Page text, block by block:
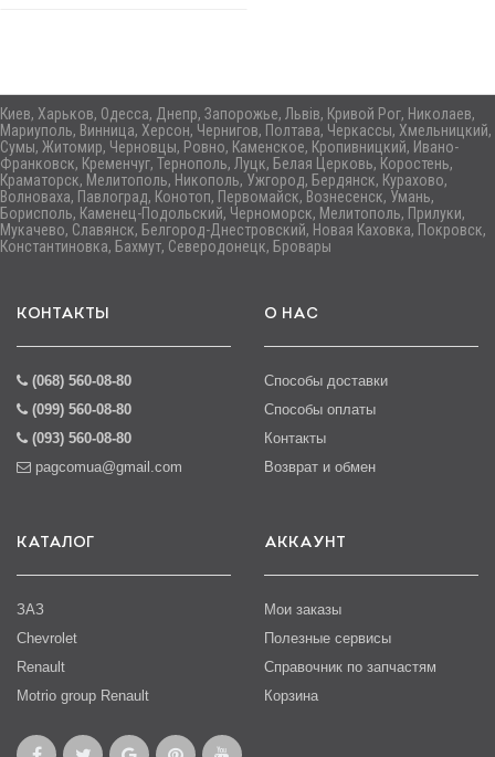
Киев, Харьков, Одесса, Днепр, Запорожье, Львів, Кривой Рог, Николаев,
Мариуполь, Винница, Херсон, Чернигов, Полтава, Черкассы, Хмельницкий,
Сумы, Житомир, Черновцы, Ровно, Каменское, Кропивницкий, Ивано-
Франковск, Кременчуг, Тернополь, Луцк, Белая Церковь, Коростень,
Краматорск, Мелитополь, Никополь, Ужгород, Бердянск, Курахово,
Волноваха, Павлоград, Конотоп, Первомайск, Вознесенск, Умань,
Борисполь, Каменец-Подольский, Черноморск, Мелитополь, Прилуки,
Мукачево, Славянск, Белгород-Днестровский, Новая Каховка, Покровск,
Константиновка, Бахмут, Северодонецк, Бровары
КОНТАКТЫ
(068) 560-08-80
(099) 560-08-80
(093) 560-08-80
pagcomua@gmail.com
О НАС
Способы доставки
Способы оплаты
Контакты
Возврат и обмен
КАТАЛОГ
ЗАЗ
Chevrolet
Renault
Motrio group Renault
АККАУНТ
Мои заказы
Полезные сервисы
Справочник по запчастям
Корзина